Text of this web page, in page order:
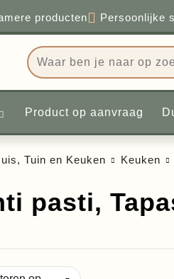
producten
Product op
Huis, Tuin en Keuken
pasti,